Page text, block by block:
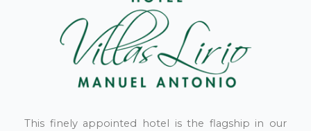
This finely appointed hotel is the flagship in our